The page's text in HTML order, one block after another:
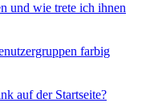
und wie trete ich ihnen
farbig
auf der Startseite?